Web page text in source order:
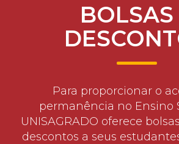
BOLSAS
Para proporcionar o
permanência no Ensino
UNISAGRADO oferece
descontos a seus